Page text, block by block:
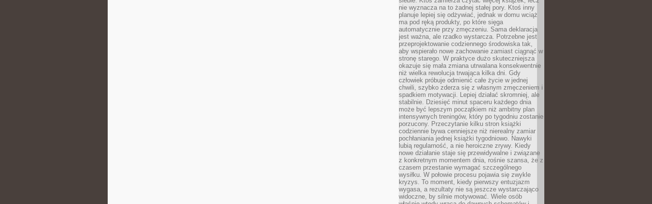
nie wyznacza na to żadnej stałej pory. Ktoś inny
planuje lepiej się odżywiać, jednak w domu wciąż
ma pod ręką produkty, po które sięga
automatycznie przy zmęczeniu. Sama deklaracja
jest ważna, ale rzadko wystarcza. Potrzebne jest
przeprojektowanie codziennego środowiska tak,
aby wspierało nowe zachowanie zamiast ciągnąć w
stronę starego. W praktyce dużo skuteczniejsza
okazuje się mała zmiana utrwalana konsekwentnie
niż wielka rewolucja trwająca kilka dni. Gdy
człowiek próbuje odmienić całe życie w jednej
chwili, szybko zderza się z własnym zmęczeniem i
spadkiem motywacji. Lepiej działać skromniej, ale
stabilnie. Dziesięć minut spaceru każdego dnia
może być lepszym początkiem niż ambitny plan
intensywnych treningów, który po tygodniu zostanie
porzucony. Przeczytanie kilku stron książki
codziennie bywa cenniejsze niż nierealny zamiar
pochłaniania jednej książki tygodniowo. Nawyki
lubią regularność, a nie heroiczne zrywy. Kiedy
nowe działanie staje się przewidywalne i związane
z konkretnym momentem dnia, rośnie szansa, że z
czasem przestanie wymagać szczególnego
wysiłku. W połowie procesu pojawia się zwykle
kryzys. To moment, kiedy pierwszy entuzjazm
wygasa, a rezultaty nie są jeszcze wystarczająco
widoczne, by silnie motywować. Wiele osób